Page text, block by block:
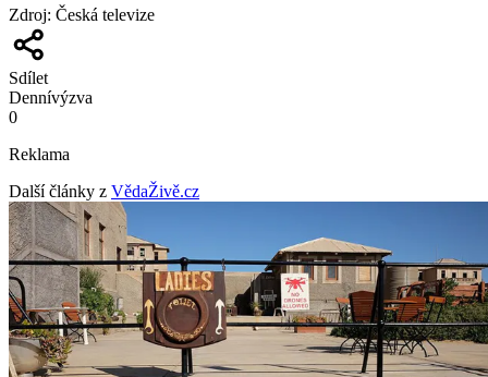
Zdroj: Česká televize
Sdílet
Dennívýzva
0
Reklama
Další články z VědaŽivě.cz